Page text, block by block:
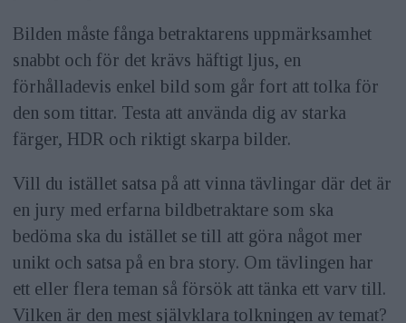
Bilden måste fånga betraktarens uppmärksamhet
snabbt och för det krävs häftigt ljus, en
förhålladevis enkel bild som går fort att tolka för
den som tittar. Testa att använda dig av starka
färger, HDR och riktigt skarpa bilder.
Vill du istället satsa på att vinna tävlingar där det är
en jury med erfarna bildbetraktare som ska
bedöma ska du istället se till att göra något mer
unikt och satsa på en bra story. Om tävlingen har
ett eller flera teman så försök att tänka ett varv till.
Vilken är den mest självklara tolkningen av temat?